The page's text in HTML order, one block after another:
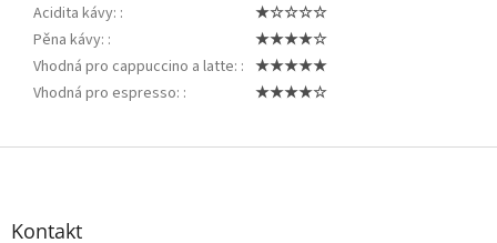
Acidita kávy: :
★☆☆☆☆
Pěna kávy: :
★★★★☆
Vhodná pro cappuccino a latte: : ★★★★★
Vhodná pro espresso: : ★★★★☆
Z
Kontakt